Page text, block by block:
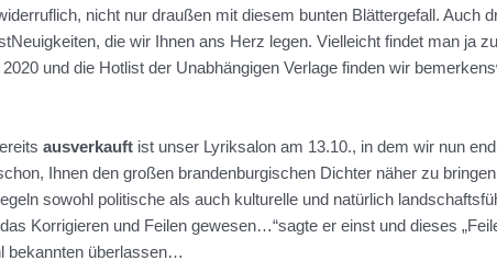
nicht nur draußen mit diesem bunten Blättergefall. Auch
die wir Ihnen ans Herz legen. Vielleicht findet man ja
und die Hotlist der Unabhängigen Verlage finden wir
ausverkauft ist unser Lyriksalon am 13.10., in dem wir nun
Ihnen den großen brandenburgischen Dichter näher zu
sowohl politische als auch kulturelle und natürlich
Korrigieren und Feilen gewesen…“sagte er einst und dieses
bekannten überlassen…